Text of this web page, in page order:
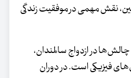
نقش مهمی در موفقیت زندگی
چالش‌ها در ازدواج سالمندان،
فیزیکی است. در دوران